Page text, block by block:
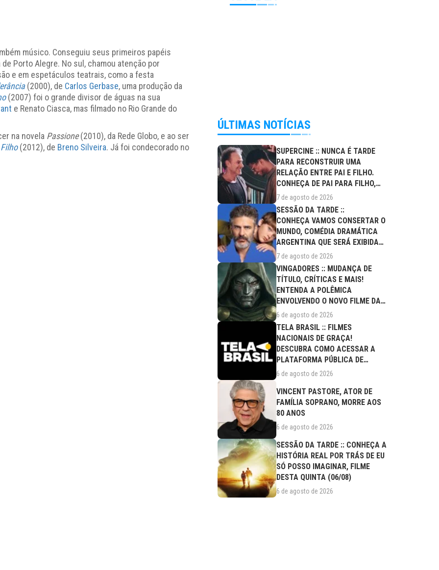
músico. Conseguiu seus primeiros papéis
Porto Alegre. No sul, chamou atenção por
e em espetáculos teatrais, como a festa
(2000), de Carlos Gerbase, uma produção da
(2007) foi o grande divisor de águas na sua
e Renato Ciasca, mas filmado no Rio Grande do
na novela Passione(2010), da Rede Globo, e ao ser
(2012), de Breno Silveira. Já foi condecorado no
ÚLTIMAS NOTÍCIAS
SUPERCINE :: NUNCA É TARDE
PARA RECONSTRUIR UMA
RELAÇÃO ENTRE PAI E FILHO.
CONHEÇA DE PAI PARA FILHO,
FILME DESTE...
7 de agosto de 2026
SESSÃO DA TARDE ::
CONHEÇA VAMOS CONSERTAR O
MUNDO, COMÉDIA DRAMÁTICA
ARGENTINA QUE SERÁ EXIBIDA
NESTA SEXTA (07/08)
7 de agosto de 2026
VINGADORES :: MUDANÇA DE
TÍTULO, CRÍTICAS E MAIS!
ENTENDA A POLÊMICA
ENVOLVENDO O NOVO FILME DA
MARVEL
6 de agosto de 2026
TELA BRASIL :: FILMES
NACIONAIS DE GRAÇA!
DESCUBRA COMO ACESSAR A
PLATAFORMA PÚBLICA DE
STREAMING
6 de agosto de 2026
VINCENT PASTORE, ATOR DE
FAMÍLIA SOPRANO, MORRE AOS
80 ANOS
6 de agosto de 2026
SESSÃO DA TARDE :: CONHEÇA A
HISTÓRIA REAL POR TRÁS DE EU
SÓ POSSO IMAGINAR, FILME
DESTA QUINTA (06/08)
6 de agosto de 2026